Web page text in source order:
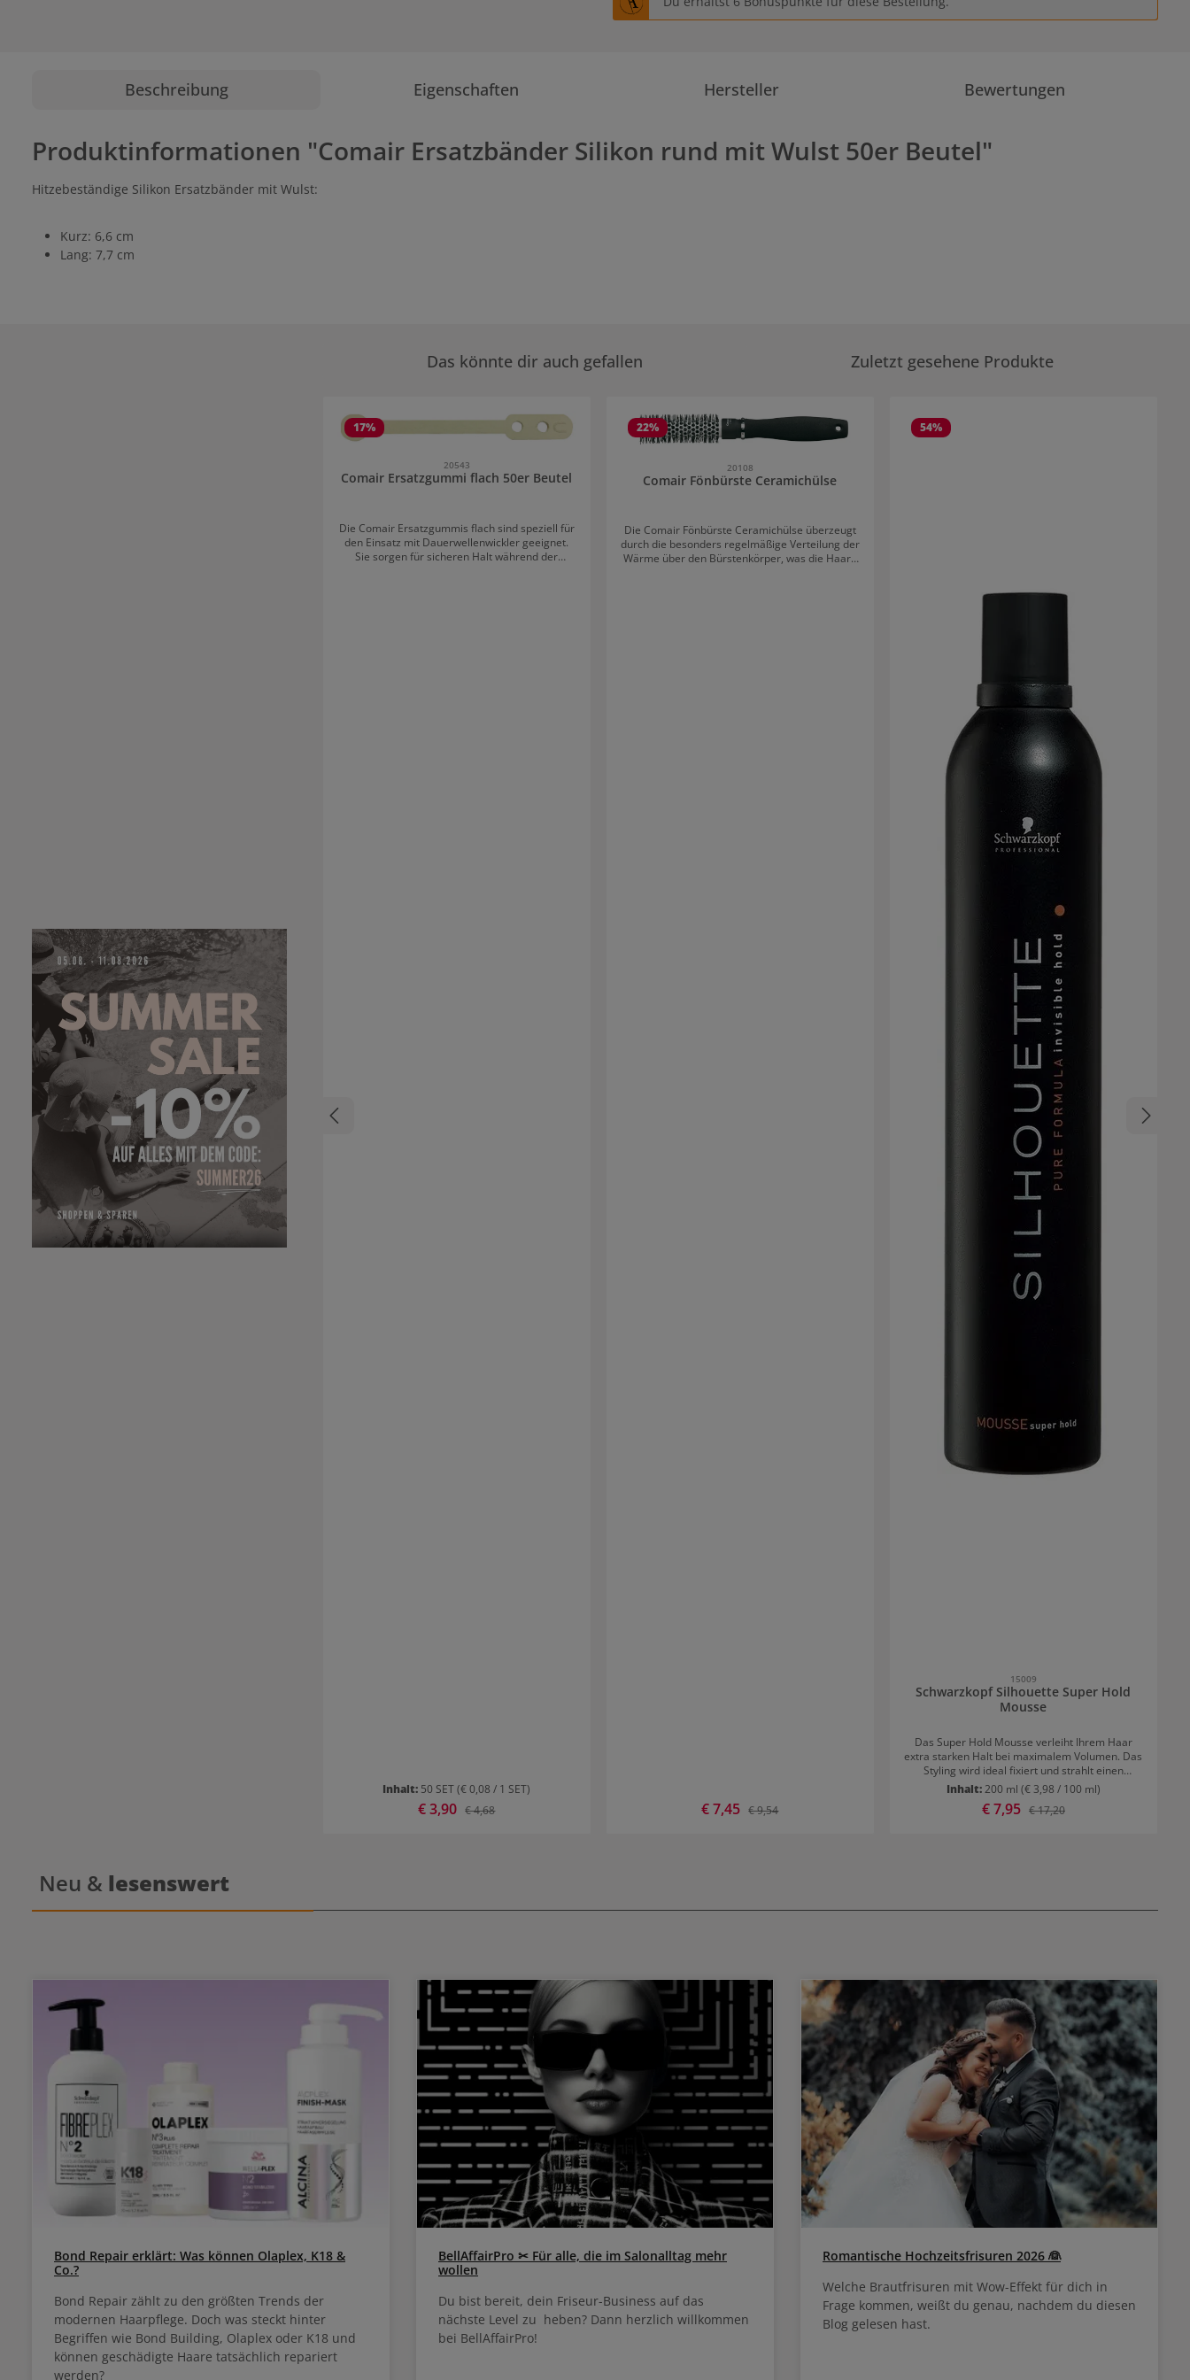
Beschreibung Eigenschaften Hersteller Bewertungen
Produktinformationen "Comair Ersatzbänder Silikon rund mit Wulst 50er Beutel"
Hitzebeständige Silikon Ersatzbänder mit Wulst:
Kurz: 6,6 cm
Lang: 7,7 cm
Das könnte dir auch gefallen Zuletzt gesehene Produkte
17%
20543
Comair Ersatzgummi flach 50er Beutel
Die Comair Ersatzgummis flach sind speziell für
den Einsatz mit Dauerwellenwickler geeignet.
Sie sorgen für sicheren Halt während der
Inhalt: 50 SET(€ 0,08 / 1 SET)
Verkaufspreis:
€ 3,90 Regulärer Preis:
€ 4,68
22%
20108
Comair Fönbürste Ceramichülse
Die Comair Fönbürste Ceramichülse überzeugt
durch die besonders regelmäßige Verteilung der
Wärme über den Bürstenkörper, was die Haare
Verkaufspreis:
€ 7,45 Regulärer Preis:
€ 9,54
54%
15009
Schwarzkopf Silhouette Super Hold
Mousse
Das Super Hold Mousse verleiht Ihrem Haar
extra starken Halt bei maximalem Volumen. Das
Styling wird ideal fixiert und strahlt einen
natürlichen Glanz aus. Resultat: Natürlicher
Glanz Extra Starker Halt
Inhalt:200 ml (€ 3,98 / 100 ml)
Verkaufspreis:
€ 7,95 Regulärer Preis:
€ 17,20
Neu & lesenswert
Bond Repair erklärt: Was können Olaplex, K18 &
Co.?
Bond Repair zählt zu den größten Trends der
modernen Haarpflege. Doch was steckt hinter
Begriffen wie Bond Building, Olaplex oder K18 und
können geschädigte Haare tatsächlich repariert
werden?
BellAffairPro ✂ Für alle, die im Salonalltag mehr
wollen
Du bist bereit, dein Friseur-Business auf das
nächste Level zu heben? Dann herzlich willkommen
bei BellAffairPro!
Romantische Hochzeitsfrisuren 2026 👰
Welche Brautfrisuren mit Wow-Effekt für dich in
Frage kommen, weißt du genau, nachdem du diesen
Blog gelesen hast.